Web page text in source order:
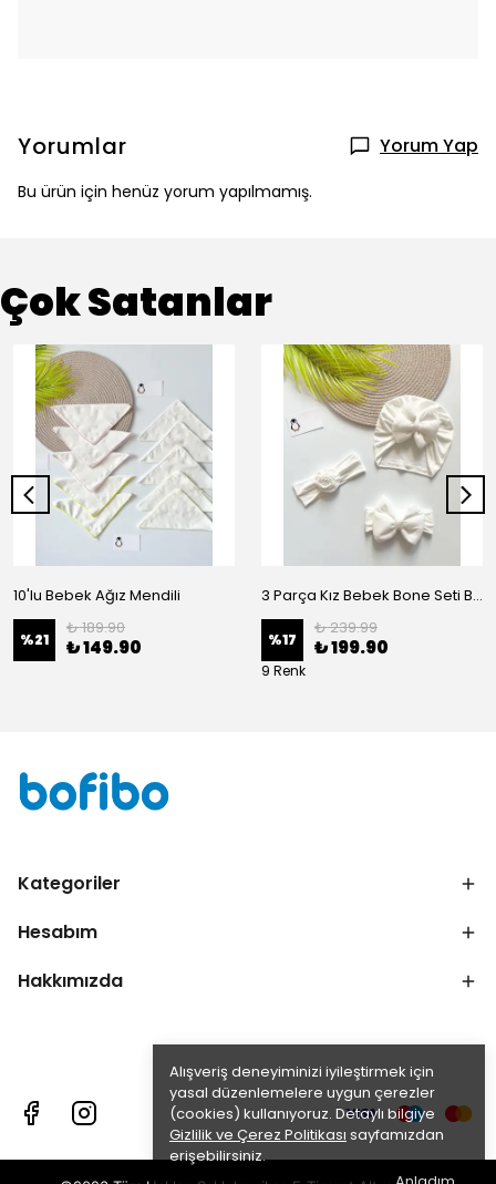
Alışveriş deneyiminizi iyileştirmek için
yasal düzenlemelere uygun çerezler
(cookies) kullanıyoruz. Detaylı bilgiye
Gizlilik ve Çerez Politikası sayfamızdan
erişebilirsiniz.
Yorumlar Yorum Yap
Bu ürün için henüz yorum yapılmamış.
Çok Satanlar
10'lu Bebek Ağız Mendili
%21
₺ 189.90
₺ 149.90
3 Parça Kız Bebek Bone Seti BN02 - Beyaz
%17
₺ 239.99
₺ 199.90
9 Renk
Kategoriler
Hesabım
Hakkımızda